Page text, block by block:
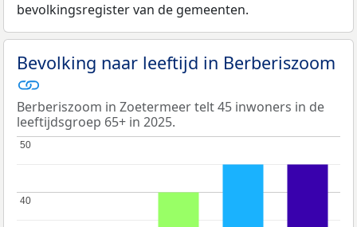
bevolkingsregister van de gemeenten.
Bevolking naar leeftijd in Berberiszoom
Berberiszoom in Zoetermeer telt 45 inwoners in de
leeftijdsgroep 65+ in 2025.
40
40
50
50